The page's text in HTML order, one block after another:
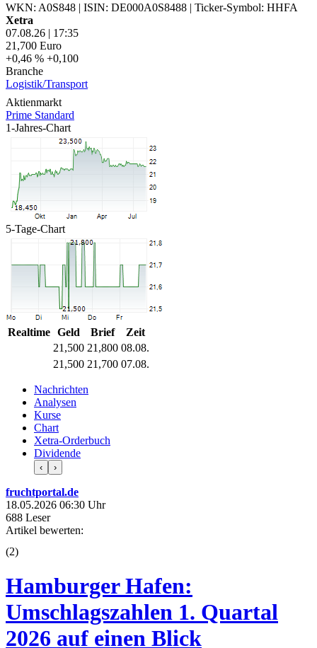
WKN: A0S848 | ISIN: DE000A0S8488 | Ticker-Symbol: HHFA
Xetra
07.08.26 | 17:35
21,700 Euro
+0,46 % +0,100
Branche
Logistik/Transport
Aktienmarkt
Prime Standard
1-Jahres-Chart
5-Tage-Chart
Realtime Geld Brief
Zeit
21,500 21,800 08.08.
21,500 21,700 07.08.
Nachrichten
Analysen
Kurse
Chart
Xetra-Orderbuch
Dividende
‹ ›
fruchtportal.de
18.05.2026 06:30 Uhr
688 Leser
Artikel bewerten:
(2)
Hamburger Hafen:
Umschlagszahlen 1. Quartal
2026 auf einen Blick